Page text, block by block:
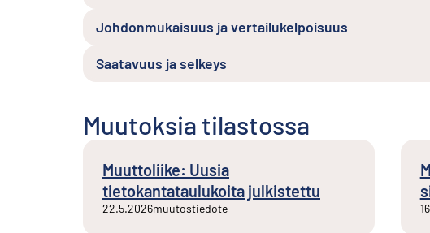
Johdonmukaisuus ja vertailukelpoisuus
Saatavuus ja selkeys
Muutoksia tilastossa
Muuttoliike: Uusia
tietokantataulukoita julkistettu
22.5.2026muutostiedote